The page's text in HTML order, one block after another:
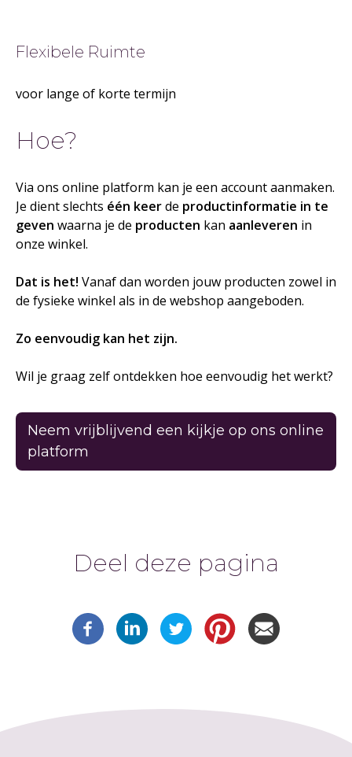
Flexibele Ruimte
voor lange of korte termijn
Hoe?
Via ons online platform kan je een account aanmaken.
Je dient slechts één keerde productinformatie in te
geven waarna je de producten kan aanleveren in
onze winkel.
Dat is het! Vanaf dan worden jouw producten zowel in
de fysieke winkel als in de webshop aangeboden.
Zo eenvoudig kan het zijn.
Wil je graag zelf ontdekken hoe eenvoudig het werkt?
Neem vrijblijvend een kijkje op ons online
platform
Deel deze pagina